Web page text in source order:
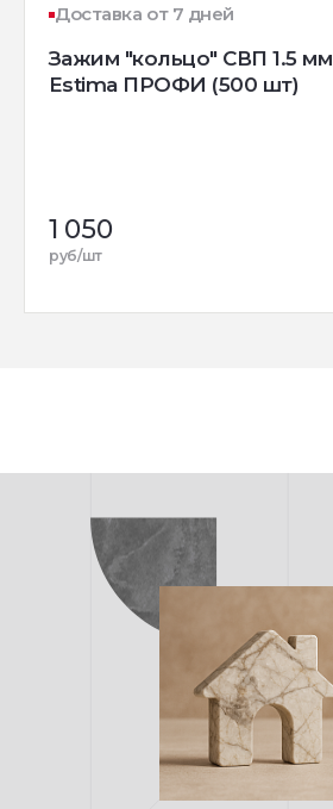
Доставка от 7 дней
Зажим "кольцо" СВП 1.5 мм
Estima ПРОФИ (500 шт)
1 050
руб/шт